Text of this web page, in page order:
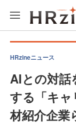
HRzineニュース
AIとの対話
する「キ
材紹介企